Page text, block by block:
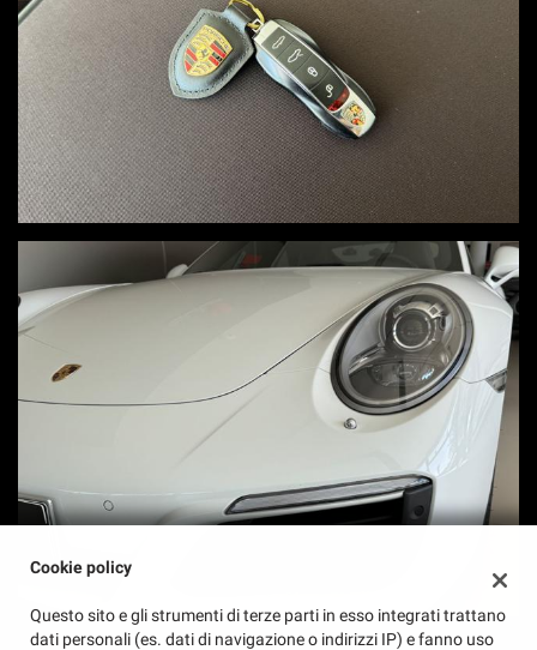
Cookie policy
Questo sito e gli strumenti di terze parti in esso integrati trattano
dati personali (es. dati di navigazione o indirizzi IP) e fanno uso